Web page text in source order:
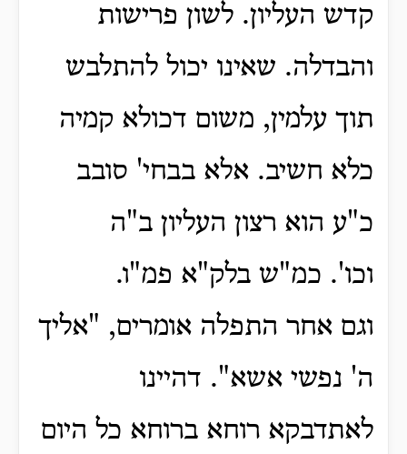
קדש העליון. לשון פרישות
והבדלה. שאינו יכול להתלבש
תוך עלמין, משום דכולא קמיה
כלא חשיב. אלא בבחי' סובב
כ"ע הוא רצון העליון ב"ה
וכו'. כמ"ש בלק"א פמ"ו.
וגם אחר התפלה אומרים, "אליך
ה' נפשי אשא". דהיינו
לאתדבקא רוחא ברוחא כל היום